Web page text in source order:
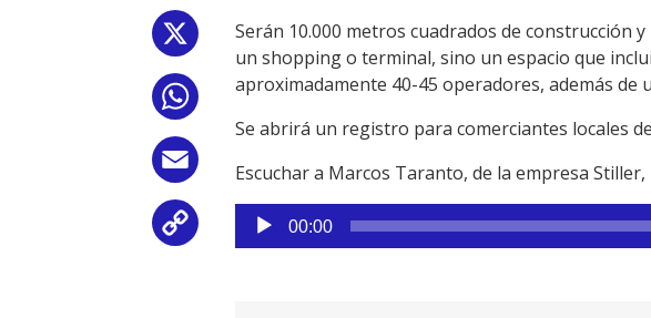
WhatsApp
Email
Serán 10.000 metros cuadrados de construcción
un shopping o terminal, sino un espacio que
aproximadamente 40-45 operadores, además de
Se abrirá un registro para comerciantes locales
Escuchar a Marcos Taranto, de la empresa
Reproductor
de
00:00